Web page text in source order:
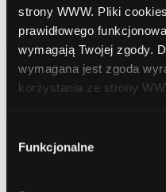
strony WWW. Pliki
prawidłowego
wymagają Twojej zgody.
wymagana jest zgoda
korzystania ze strony
formy korzystania z
zgody
Funkcjonalne
Komentator WordPressa-
Paul Freeman-Build Your
Lisa Brown-Build Your
bonus 250 zł za każde 5